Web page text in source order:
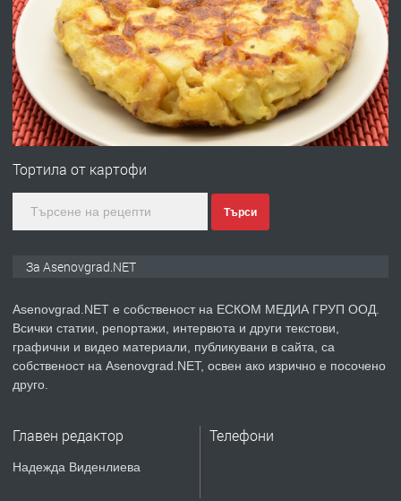
ПРЕДЛАГА
Професионална броячна машина -
със сертификат от ЕЦБ
преди 1 година
ПРЕДЛАГА
Професионална зеленчукорезачка
преди 2 години
ПРЕДЛАГА
Давам индивидуалани уроци по
Тортила от картофи
Търси
За Asenovgrad.NET
Asenovgrad.NET е собственост на ЕСКОМ МЕДИА ГРУП ООД.
Всички статии, репортажи, интервюта и други текстови,
графични и видео материали, публикувани в сайта, са
собственост на Asenovgrad.NET, освен ако изрично е посочено
друго.
Главен редактор
Надежда Виденлиева
Телефони